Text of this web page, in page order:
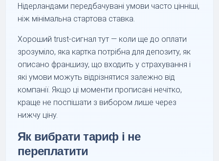
Нідерландами передбачувані умови часто цінніші,
ніж мінімальна стартова ставка.
Хороший trust-сигнал тут — коли ще до оплати
зрозуміло, яка картка потрібна для депозиту, як
описано франшизу, що входить у страхування і
які умови можуть відрізнятися залежно від
компанії. Якщо ці моменти прописані нечітко,
краще не поспішати з вибором лише через
нижчу ціну.
Як вибрати тариф і не
переплатити